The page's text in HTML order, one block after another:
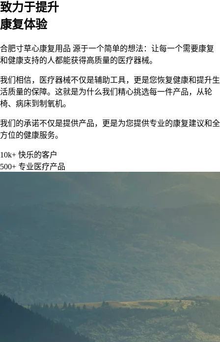
致力于提升
康复体验
合肥寸草心康复用品 源于一个简单的想法：让每一个需要康复
和健康支持的人都能获得高质量的医疗器械。
我们相信，医疗器械不仅是辅助工具，更是您恢复健康和提升生
活质量的保障。这就是为什么我们精心挑选每一件产品，从轮
椅、病床到制氧机。
我们的承诺不仅是提供产品，更是为您提供专业的康复建议和全
方位的健康服务。
10k+ 快乐的客户
500+ 专业医疗产品